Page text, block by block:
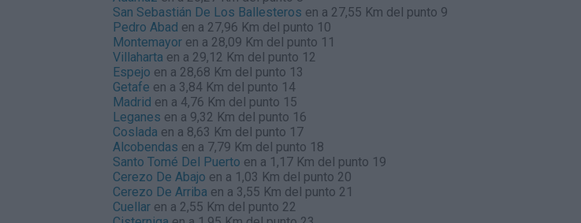
San Sebastián De Los Ballesteros en a 27,55 Km del punto 9
Pedro Abad en a 27,96 Km del punto 10
Montemayor en a 28,09 Km del punto 11
Villaharta en a 29,12 Km del punto 12
Espejo en a 28,68 Km del punto 13
Getafe en a 3,84 Km del punto 14
Madrid en a 4,76 Km del punto 15
Leganes en a 9,32 Km del punto 16
Coslada en a 8,63 Km del punto 17
Alcobendas en a 7,79 Km del punto 18
Santo Tomé Del Puerto en a 1,17 Km del punto 19
Cerezo De Abajo en a 1,03 Km del punto 20
Cerezo De Arriba en a 3,55 Km del punto 21
Cuellar en a 2,55 Km del punto 22